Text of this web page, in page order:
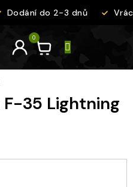
Dodání do 2-3 dnů
35 Lightning